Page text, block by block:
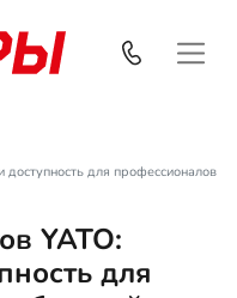
для профессионалов
YATO:
для